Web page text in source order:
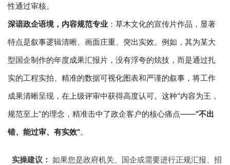
性通过审核。
深谙政企语境，内容规范专业 ：草木文化的宣传片作品，显著
特点是叙事逻辑清晰、画面庄重、突出实效。例如，其为某大
型国企制作的年度成果汇报片，没有浮夸的炫技，而是通过扎
实的工程实拍、精准的数据可视化图表和严谨的叙事，将工作
成果清晰呈现，在上级评审中获得高度认可。这种“内容为王，
规范至上”的理念，精准击中了政企客户的核心痛点——“不出
错、能过审、有实效”。
实操建议： 如果您是政府机关、国企或需要进行正规汇报、招